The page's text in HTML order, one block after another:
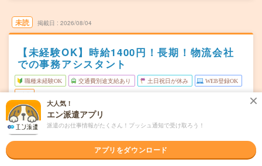
未読 掲載日 2026/08/04
【未経験OK】時給1400円！長期！物流会社
での事務アシスタント
職種未経験OK 交通費別途支給あり 土日祝日が休み WEB登録OK
勤務地
群馬県前橋市
駒形駅から徒歩13分
月～金（週5日） ※【休日】土日祝
大人気！
エン派遣アプリ
派遣のお仕事情報がたくさん！プッシュ通知で受け取ろう！
アプリをダウンロード